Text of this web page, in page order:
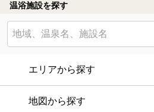
温浴施設を探す
エリアから探す
地図から探す